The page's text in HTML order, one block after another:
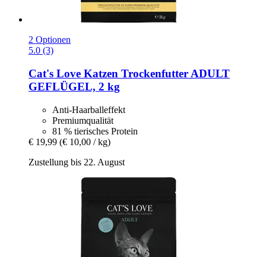
2 Optionen
5.0 (3)
Cat's Love Katzen Trockenfutter ADULT
GEFLÜGEL, 2 kg
Anti-Haarballeffekt
Premiumqualität
81 % tierisches Protein
€ 19,99 (€ 10,00 / kg)
Zustellung bis 22. August